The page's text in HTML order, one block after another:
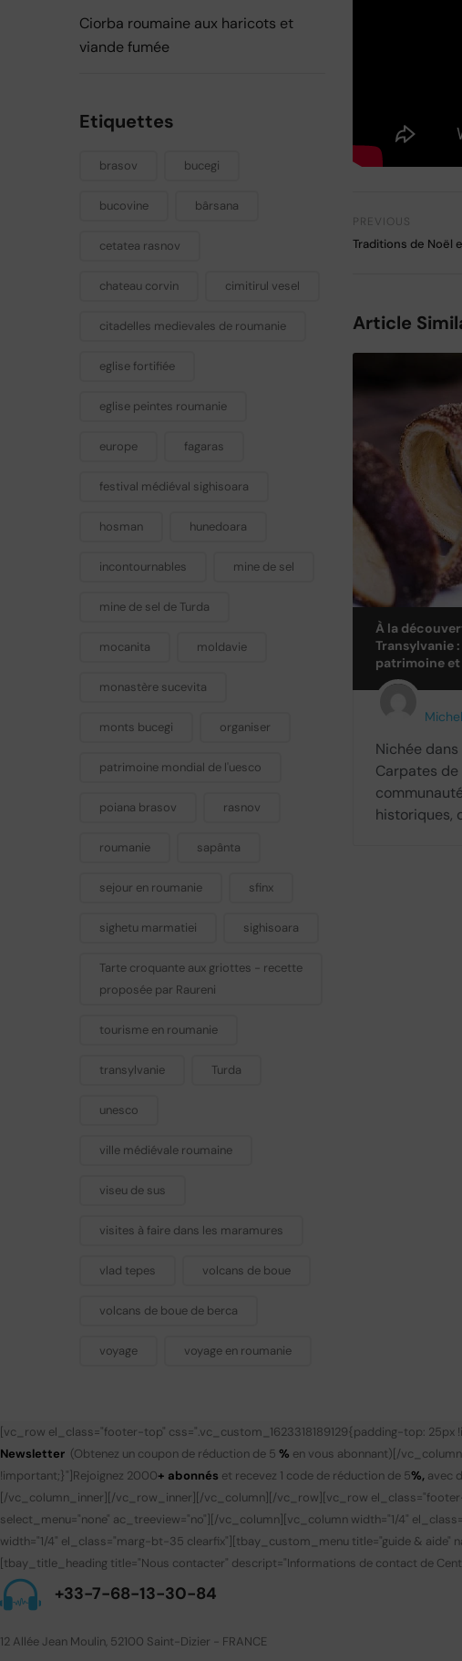
PREVIOUS
Traditions de Noël
Article
À la
Transylvanie
patrimoine
Nichée
Carpates de
historiques,
Ciorba roumaine aux haricots et
viande fumée
Etiquettes
brasov bucegi
bucovine bârsana
cetatea rasnov
chateau corvin cimitirul vesel
citadelles medievales de roumanie
eglise fortifiée
eglise peintes roumanie
europe fagaras
festival médiéval sighisoara
hosman hunedoara
incontournables mine de sel
mine de sel de Turda
mocanita moldavie
monastère sucevita
monts bucegi organiser
patrimoine mondial de l'uesco
poiana brasov rasnov
roumanie sapânta
sejour en roumanie sfinx
sighetu marmatiei sighisoara
Tarte croquante aux griottes - recette
proposée par Raureni
tourisme en roumanie
transylvanie Turda
unesco
ville médiévale roumaine
viseu de sus
visites à faire dans les maramures
vlad tepes volcans de boue
volcans de boue de berca
voyage voyage en roumanie
[vc_row el_class="footer-top" css=".vc_custom_1623318189129{padding-top:
Newsletter (Obtenez un coupon de réduction de 5 % en vous abonnant) [/
!important;}"] Rejoignez 2000+ abonnés et recevez 1 code de réduction de 5%, avec
[/vc_column_inner][/vc_row_inner][/vc_column][/vc_row][vc_row
select_menu="none" ac_treeview="no"][/vc_column][vc_column width="1/4"
width="1/4" el_class="marg-bt-35 clearfix"][tbay_custom_menu title="guide &
[tbay_title_heading title="Nous contacter" descript="Informations de contact de
+33-7-68-13-30-84
12 Allée Jean Moulin, 52100 Saint-Dizier - FRANCE